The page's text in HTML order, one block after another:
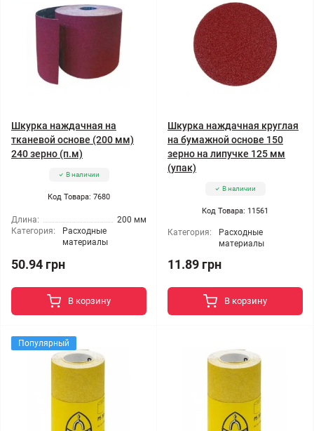
Шкурка наждачная на
тканевой основе (200 мм)
240 зерно (п.м)
В наличии
Код Товара: 7680
Длина:
200 мм
Категория:
Расходные
материалы
50.94 грн
В корзину
Шкурка наждачная круглая
на бумажной основе 150
зерно на липучке 125 мм
(упак)
В наличии
Код Товара: 11561
Категория:
Расходные
материалы
11.89 грн
В корзину
Популярный